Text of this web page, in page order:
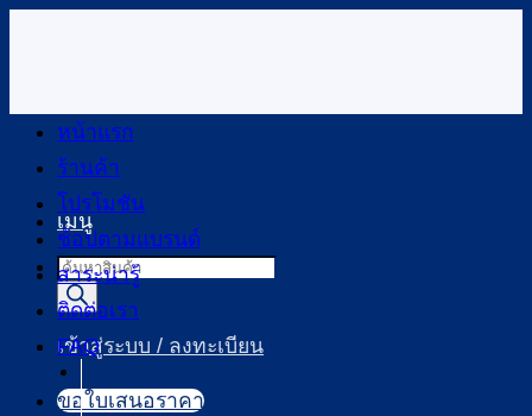
เนื้อหา
เมนู
Products
search
เข้าสู่ระบบ / ลงทะเบียน
หน้าแรก
ร้านค้า
โปรโมชัน
ช้อปตามแบรนด์
สาระน่ารู้
ติดต่อเรา
FAQ
ขอใบเสนอราคา